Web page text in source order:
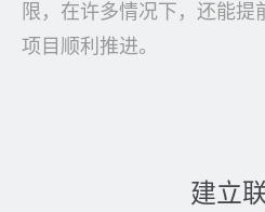
限，在许多情况下，还能提
项目顺利推进。
建立